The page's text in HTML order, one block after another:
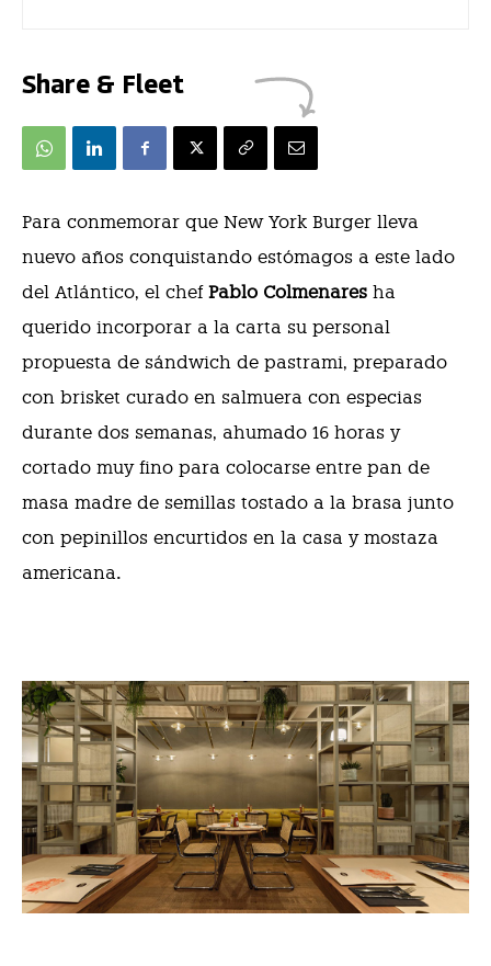
Share & Fleet
Para conmemorar que New York Burger lleva
nuevo años conquistando estómagos a este lado
del Atlántico, el chef Pablo Colmenares ha
querido incorporar a la carta su personal
propuesta de sándwich de pastrami, preparado
con brisket curado en salmuera con especias
durante dos semanas, ahumado 16 horas y
cortado muy fino para colocarse entre pan de
masa madre de semillas tostado a la brasa junto
con pepinillos encurtidos en la casa y mostaza
americana.